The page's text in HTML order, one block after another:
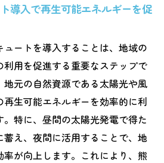
導入で再生可能エネルギーを促
ートを導入することは、地域の
用を促進する重要なステップで
元の自然資源である太陽光や風
生可能エネルギーを効率的に利
特に、昼間の太陽光発電で得た
え、夜間に活用することで、地
が向上します。これにより、熊